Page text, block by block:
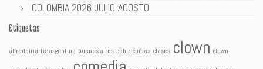
COLOMBIA 2026 JULIO-AGOSTO
Etiquetas
alfredoiriarte argentina buenos aires caba caidas clases clown clown